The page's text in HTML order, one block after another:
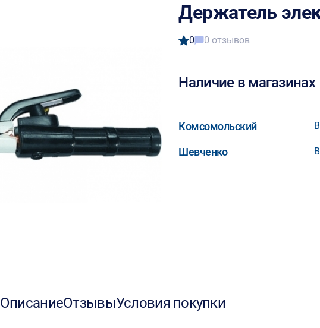
Держатель
0 0 отзывов
Наличие в магазинах
Комсомольский
Шевченко
ОписаниеОтзывыУсловия покупки